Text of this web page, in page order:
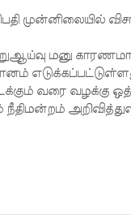
முன்னிலையில்
மனு
வரை வழக்கு